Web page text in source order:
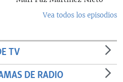
Vea todos los episodios
TV
DE RADIO